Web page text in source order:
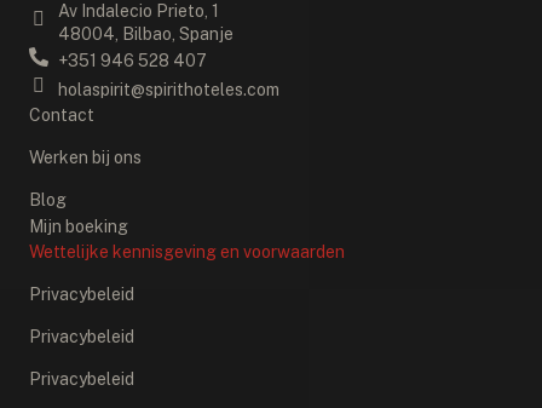
Av Indalecio Prieto, 1
48004, Bilbao, Spanje
+351 946 528 407
holaspirit@spirithoteles.com
Contact
Werken bij ons
Blog
Mijn boeking
Wettelijke kennisgeving en voorwaarden
Privacybeleid
Privacybeleid
Privacybeleid